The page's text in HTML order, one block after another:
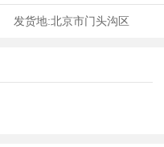
发货地:北京市门头沟区